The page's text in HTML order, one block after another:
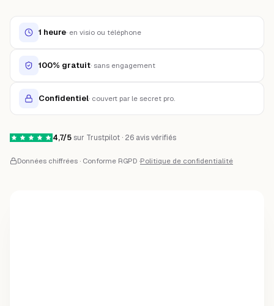
1 heure· en visio ou téléphone
100% gratuit· sans engagement
Confidentiel· couvert par le secret pro.
4,7/5sur Trustpilot · 26 avis vérifiés
Données chiffrées · Conforme RGPD ·Politique de confidentialité